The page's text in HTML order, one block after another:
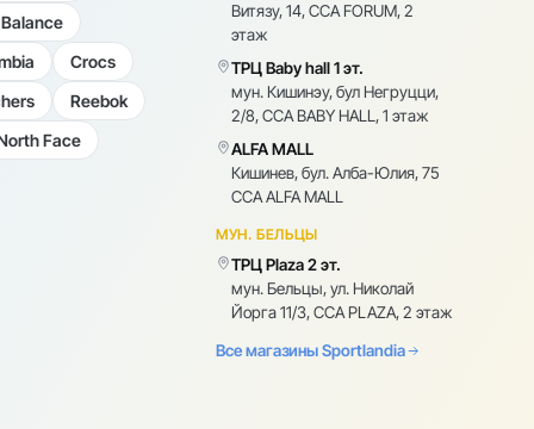
Crocs
Reebok
Face
Витязу, 14, CCA FORUM, 2
этаж
ТРЦ Baby hall 1 эт.
мун. Кишинэу, бул Негруцци,
2/8, CCA BABY HALL, 1 этаж
ALFA MALL
Кишинев, бул. Алба-Юлия, 75
CCA ALFA MALL
МУН. БЕЛЬЦЫ
ТРЦ Plaza 2 эт.
мун. Бельцы, ул. Николай
Йорга 11/3, CCA PLAZA, 2 этаж
Все магазины Sportlandia